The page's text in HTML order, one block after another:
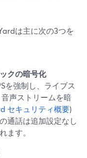
は主に次の3つを
クの暗号化
を強制し、ライブス
音声ストリームを暗
セキュリティ概要)
通話は追加設定なし
ます。